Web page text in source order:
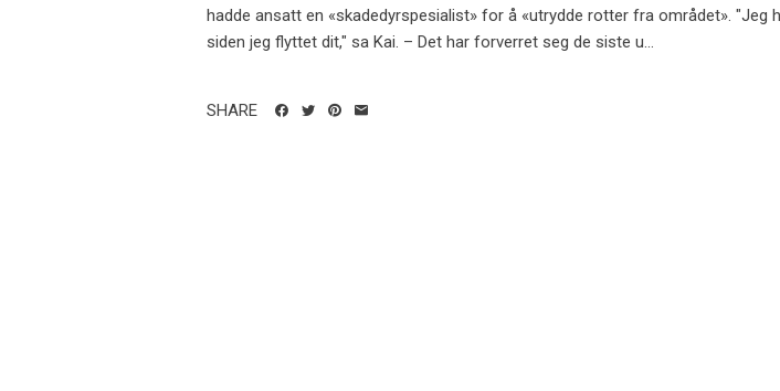
hadde ansatt en «skadedyrspesialist» for å «utrydde rotter fra området». "Jeg
siden jeg flyttet dit," sa Kai. – Det har forverret seg de siste u...
SHARE